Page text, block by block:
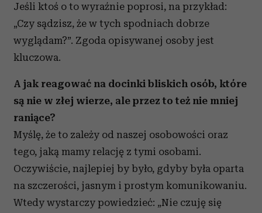
Jeśli ktoś o to wyraźnie poprosi, na przykład:
„Czy sądzisz, że w tych spodniach dobrze
wyglądam?”. Zgoda opisywanej osoby jest
kluczowa.
A jak reagować na docinki bliskich osób, które
są nie w złej wierze, ale przez to też nie mniej
raniące?
Myślę, że to zależy od naszej osobowości oraz
tego, jaką mamy relację z tymi osobami.
Oczywiście, najlepiej by było, gdyby była oparta
na szczerości, jasnym i prostym komunikowaniu.
Wtedy wystarczy powiedzieć: „Nie czuję się